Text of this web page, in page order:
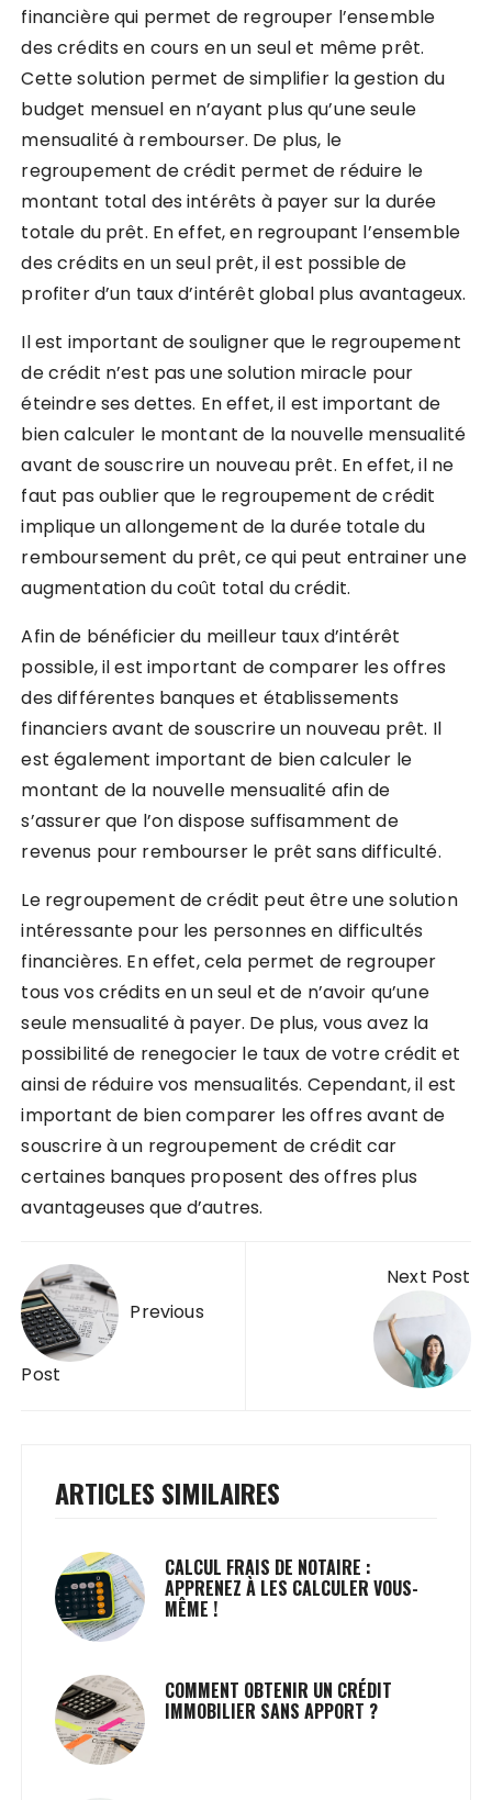
financière qui permet de regrouper l’ensemble
des crédits en cours en un seul et même prêt.
Cette solution permet de simplifier la gestion du
budget mensuel en n’ayant plus qu’une seule
mensualité à rembourser. De plus, le
regroupement de crédit permet de réduire le
montant total des intérêts à payer sur la durée
totale du prêt. En effet, en regroupant l’ensemble
des crédits en un seul prêt, il est possible de
profiter d’un taux d’intérêt global plus avantageux.
Il est important de souligner que le regroupement
de crédit n’est pas une solution miracle pour
éteindre ses dettes. En effet, il est important de
bien calculer le montant de la nouvelle mensualité
avant de souscrire un nouveau prêt. En effet, il ne
faut pas oublier que le regroupement de crédit
implique un allongement de la durée totale du
remboursement du prêt, ce qui peut entrainer une
augmentation du coût total du crédit.
Afin de bénéficier du meilleur taux d’intérêt
possible, il est important de comparer les offres
des différentes banques et établissements
financiers avant de souscrire un nouveau prêt. Il
est également important de bien calculer le
montant de la nouvelle mensualité afin de
s’assurer que l’on dispose suffisamment de
revenus pour rembourser le prêt sans difficulté.
Le regroupement de crédit peut être une solution
intéressante pour les personnes en difficultés
financières. En effet, cela permet de regrouper
tous vos crédits en un seul et de n’avoir qu’une
seule mensualité à payer. De plus, vous avez la
possibilité de renegocier le taux de votre crédit et
ainsi de réduire vos mensualités. Cependant, il est
important de bien comparer les offres avant de
souscrire à un regroupement de crédit car
certaines banques proposent des offres plus
avantageuses que d’autres.
Navigation
de
l’article Previous
Post
Next Post
ARTICLES SIMILAIRES
CALCUL FRAIS DE NOTAIRE :
APPRENEZ À LES CALCULER VOUS-
MÊME !
COMMENT OBTENIR UN CRÉDIT
IMMOBILIER SANS APPORT ?